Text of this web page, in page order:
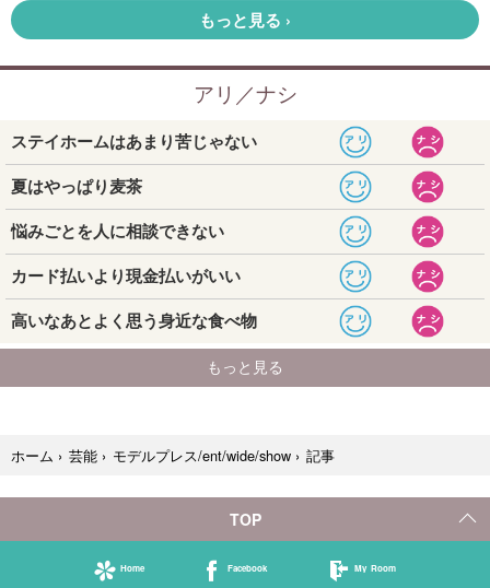
ホーム › 芸能 › モデルプレス/ent/wide/show › 記事
TOP
Home Facebook My Room